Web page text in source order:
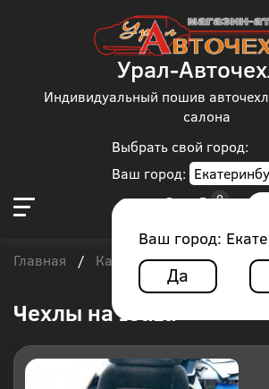
Выбрать свой город:
Ваш город:
Ваш город:
Да
Урал-
Индивидуальный пошив
салона
Главная / Каталог чехлов / Isuzu
Чехлы на Isuzu